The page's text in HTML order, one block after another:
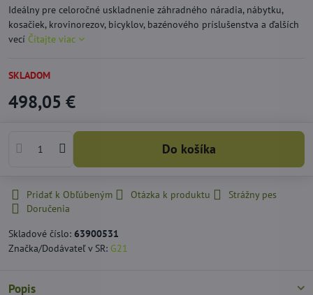
Ideálny pre celoročné uskladnenie záhradného náradia, nábytku,
kosačiek, krovinorezov, bicyklov, bazénového príslušenstva a ďalších
vecí Čítajte viac
SKLADOM
498,05 €
Do košíka
Pridať k Obľúbeným Otázka k produktu
Strážny pes
Doručenia
Skladové číslo: 63900531
Značka/Dodávateľ v SR: G21
Popis